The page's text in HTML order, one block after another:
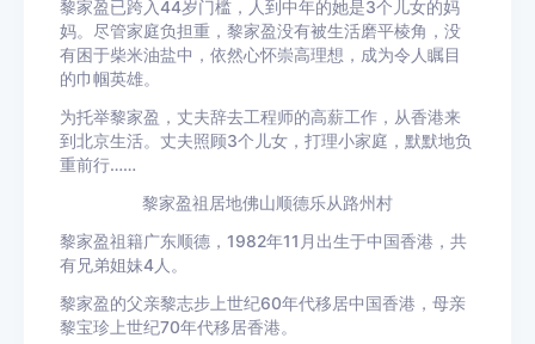
黎家盈已跨入44岁门槛，人到中年的她是3个儿女的妈
妈。尽管家庭负担重，黎家盈没有被生活磨平棱角，没
有困于柴米油盐中，依然心怀崇高理想，成为令人瞩目
的巾帼英雄。
为托举黎家盈，丈夫辞去工程师的高薪工作，从香港来
到北京生活。丈夫照顾3个儿女，打理小家庭，默默地负
重前行……
黎家盈祖居地佛山顺德乐从路州村
黎家盈祖籍广东顺德，1982年11月出生于中国香港，共
有兄弟姐妹4人。
黎家盈的父亲黎志步上世纪60年代移居中国香港，母亲
黎宝珍上世纪70年代移居香港。